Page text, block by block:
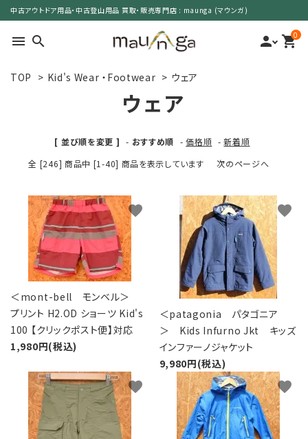
中古アウトドア用品・中古登山用品 買取・販売専門店 : maunga (マウンガ)
menu search person 0
shopping_cart
サイズで選ぶ
特集で選ぶ
価格で選ぶ
買取案内
レンタル・修理
店舗情報
POLICY
INFORMATION
TOP > Kid's Wear ・Footwear > ウェア
ウェア
[ 並び順を変更 ] - おすすめ順 -価格順 -新着順
全 [246] 商品中 [1-40] 商品を表示しています
次のページへ
＜mont-bell モンベル＞
プリント H2.OD ショーツ Kid's
100 【クリックポスト便】対応
1,980円(税込)
favorite
＜patagonia パタゴニア
＞ Kids Infurno Jkt キッズ
インファーノジャケット
9,980円(税込)
favorite
favorite favorite